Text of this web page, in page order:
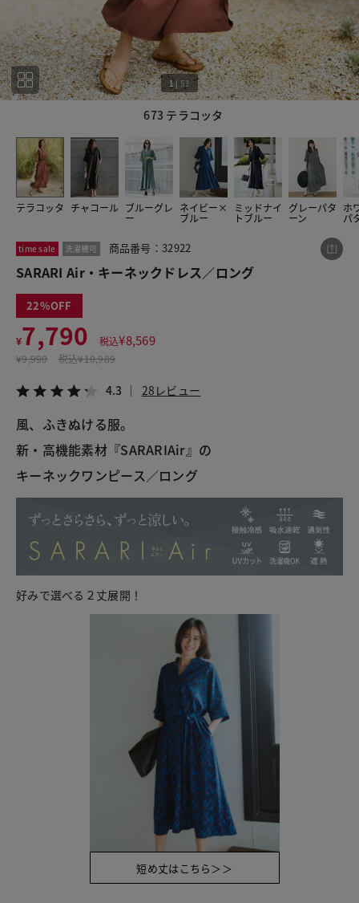
673 テラコッタ
1|51
テラコッタ チャコール ブルーグレ
ー
ネイビー×
ブルー
ミッドナイ
トブルー
グレーパタ
ーン
ホ
パ
time sale 洗濯機可 商品番号：32922
SARARI Air・キーネックドレス／ロング
22
¥7,790 税込¥8,569
¥9,990 税込¥10,989
4.3 28レビュー
風、ふきぬける服。
新・高機能素材『SARARIAir』の
キーネックワンピース／ロング
好みで選べる２丈展開！
短め丈はこちら＞＞
この商品をシェアする
SARARI Air・キーネックドレス／ロング